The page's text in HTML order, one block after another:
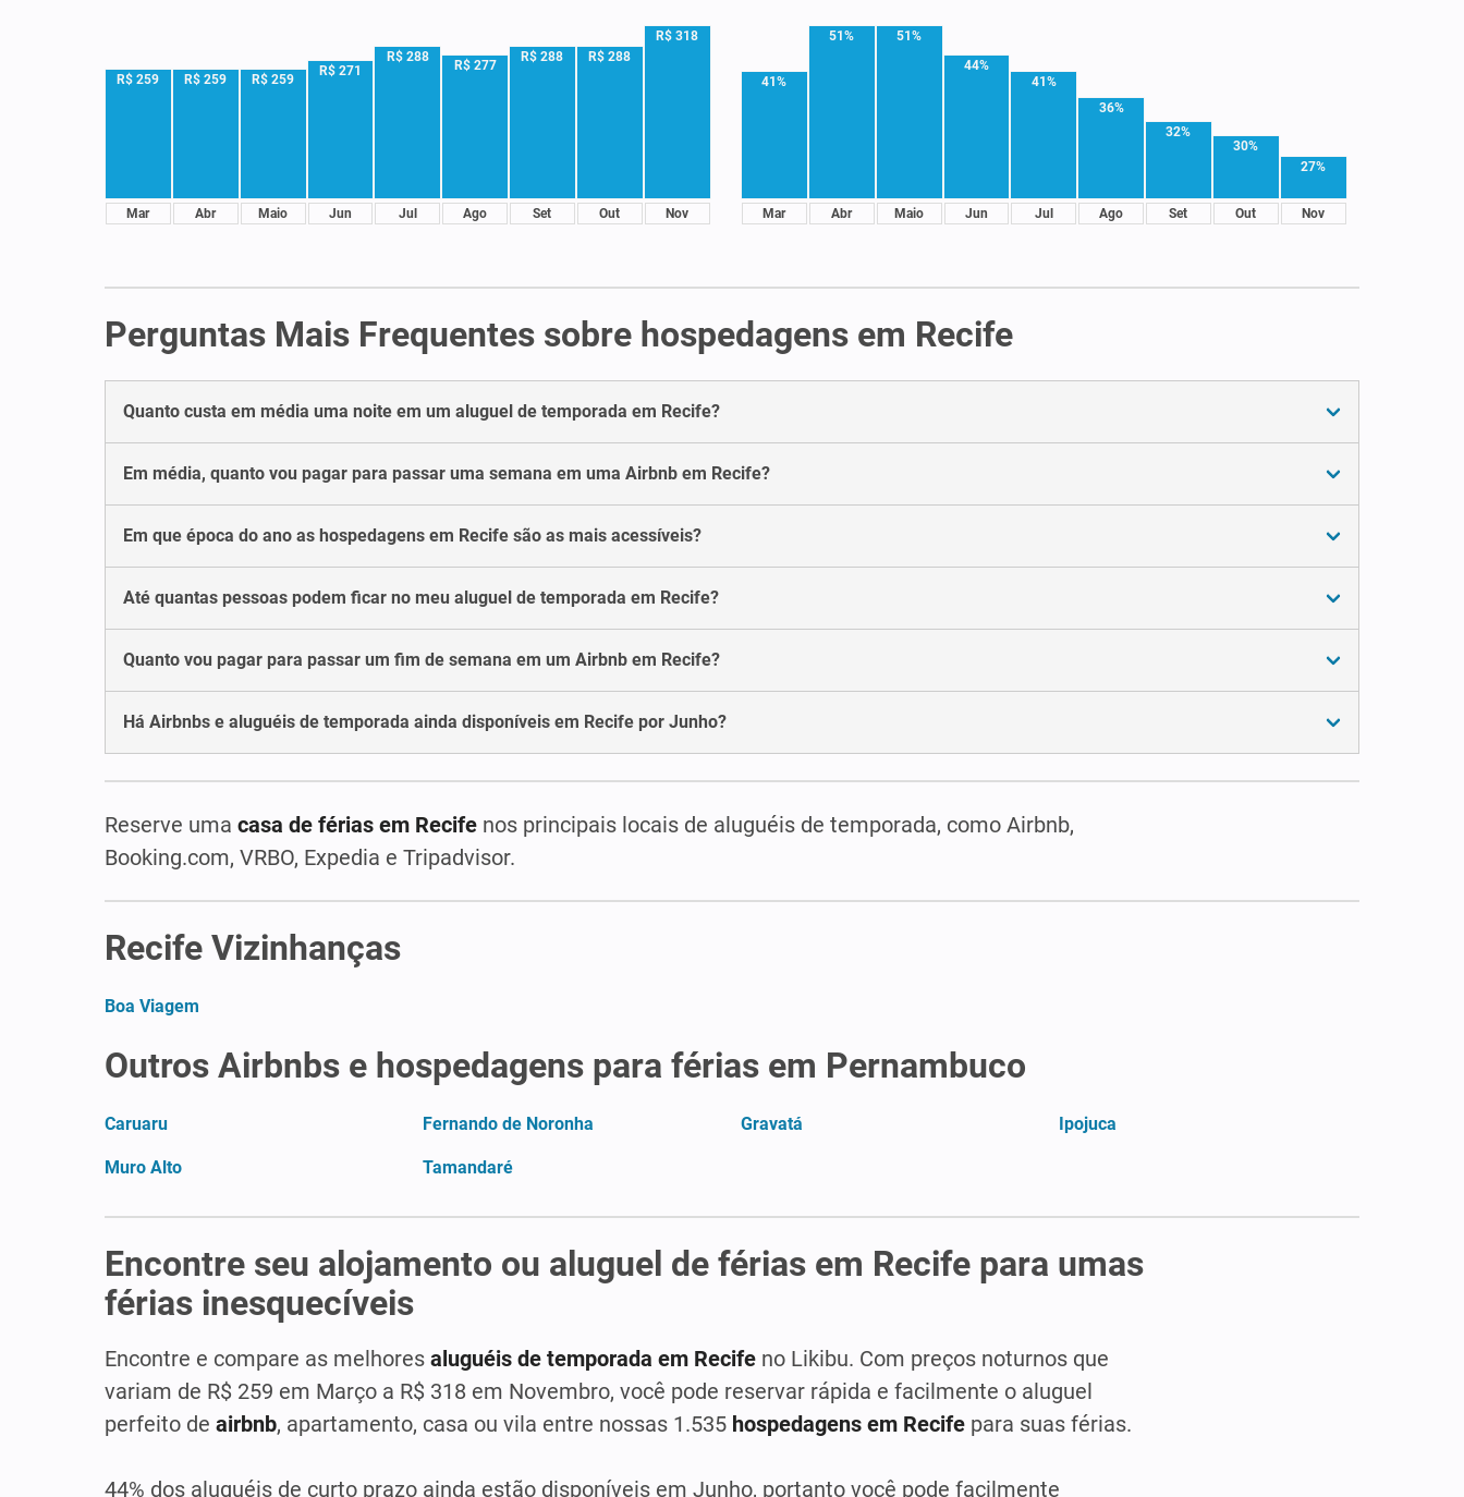
R$ 259
Mar
R$ 259
Abr
R$ 259
Maio
R$ 271
Jun
R$ 288
Jul
R$ 277
Ago
R$ 288
Set
R$ 288
Out
R$ 318
Nov
41%
Mar
51%
Abr
51%
Maio
44%
Jun
41%
Jul
36%
Ago
32%
Set
30%
Out
27%
Nov
Perguntas Mais Frequentes sobre hospedagens em Recife
Quanto custa em média uma noite em um aluguel de temporada em Recife?
Em média, quanto vou pagar para passar uma semana em uma Airbnb em Recife?
Em que época do ano as hospedagens em Recife são as mais acessíveis?
Até quantas pessoas podem ficar no meu aluguel de temporada em Recife?
Quanto vou pagar para passar um fim de semana em um Airbnb em Recife?
Há Airbnbs e aluguéis de temporada ainda disponíveis em Recife por Junho?
Reserve uma casa de férias em Recife nos principais locais de aluguéis de temporada, como Airbnb,
Booking.com, VRBO, Expedia e Tripadvisor.
Recife Vizinhanças
Boa Viagem
Outros Airbnbs e hospedagens para férias em Pernambuco
Caruaru Fernando de Noronha Gravatá Ipojuca
Muro Alto Tamandaré
Encontre seu alojamento ou aluguel de férias em Recife para umas
férias inesquecíveis
Encontre e compare as melhores aluguéis de temporada em Recife no Likibu. Com preços noturnos que
variam de R$ 259 em Março a R$ 318 em Novembro, você pode reservar rápida e facilmente o aluguel
perfeito de airbnb, apartamento, casa ou vila entre nossas 1.535 hospedagens em Recife para suas férias.
44% dos aluguéis de curto prazo ainda estão disponíveis em Junho, portanto você pode facilmente